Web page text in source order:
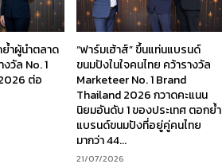
ำผู้นำตลาด
วัล No. 1
ต่อ
“ฟาร์มเฮ้าส์” ขึ้นแท่นแบรนด์
ขนมปังในใจคนไทย คว้ารางวัล
Marketeer No. 1 Brand
Thailand 2026 กวาดคะแนน
นิยมอันดับ 1 ของประเทศ ตอกย้ำ
แบรนด์ขนมปังที่อยู่คู่คนไทย
มากว่า 44...
21/07/2026